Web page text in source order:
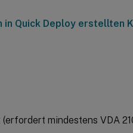
in Quick Deploy erstellten
mindestens VDA